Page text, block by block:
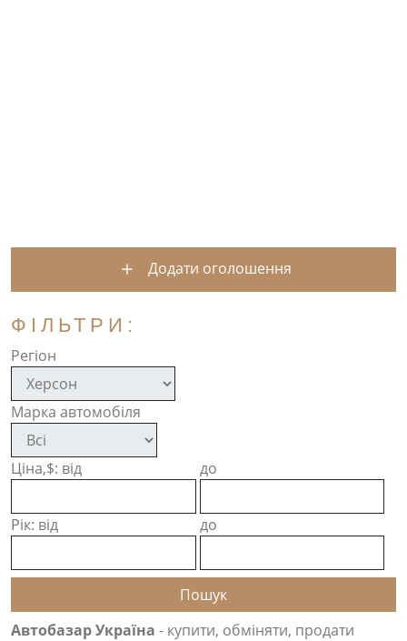
Додати оголошення
ФІЛЬТРИ:
Регіон
Марка автомобіля
Ціна,$: від до
Рік: від до
Автобазар Україна - купити, обміняти, продати